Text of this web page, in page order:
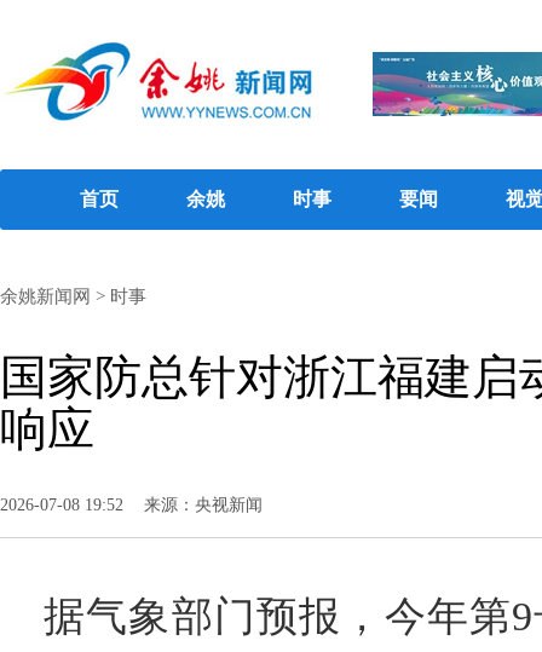
首页 余姚 时事 要闻 视
余姚新闻网 > 时事
国家防总针对浙江福建
响应
2026-07-08 19:52 来源：央视新闻
据气象部门预报，今年第